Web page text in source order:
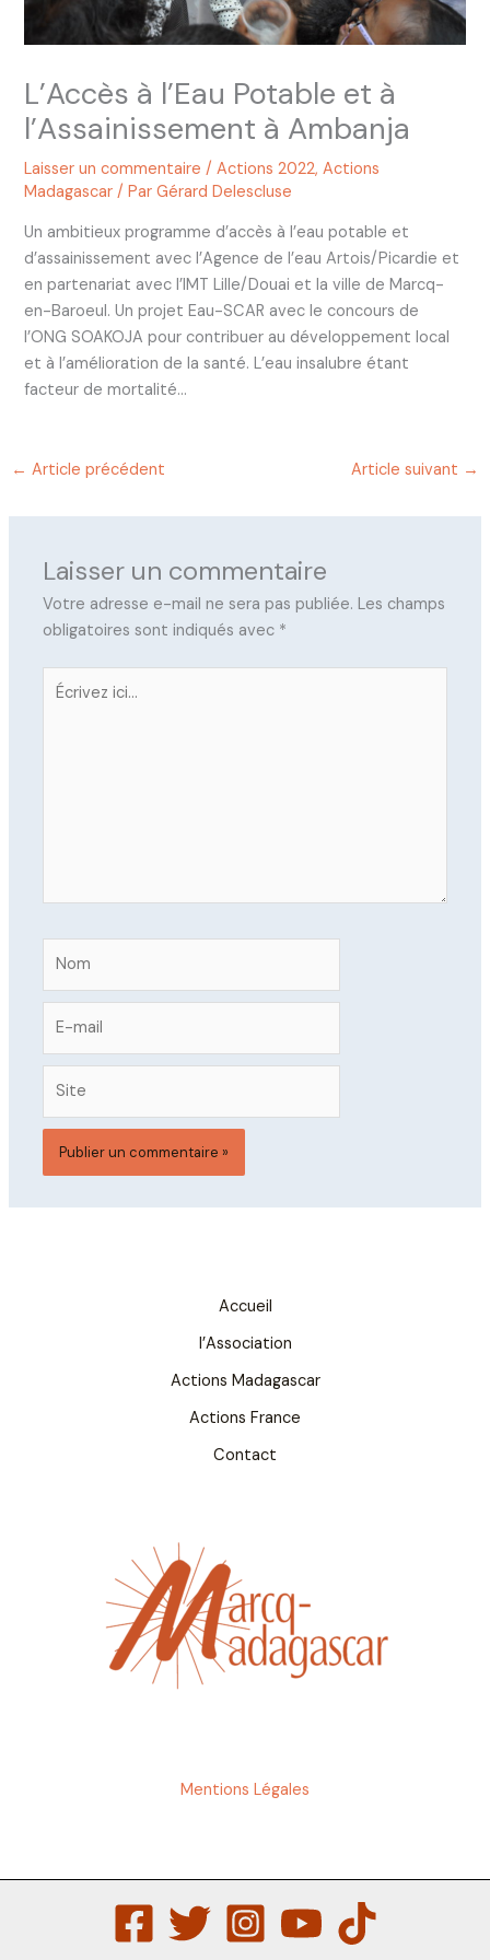
L’Accès à l’Eau Potable et à
l’Assainissement à Ambanja
Laisser un commentaire /Actions 2022,Actions
Madagascar / ParGérard Delescluse
Un ambitieux programme d’accès à l’eau potable et
d’assainissement avec l’Agence de l’eau Artois/Picardie et
en partenariat avec l’IMT Lille/Douai et la ville de Marcq-
en-Baroeul. Un projet Eau-SCAR avec le concours de
l’ONG SOAKOJA pour contribuer au développement local
et à l’amélioration de la santé. L’eau insalubre étant
facteur de mortalité…
← Article précédent Article suivant →
Laisser un commentaire
Votre adresse e-mail ne sera pas publiée. Les champs
obligatoires sont indiqués avec *
Écrivez
mail
Accueil
l’Association
Actions Madagascar
Actions France
Contact
Mentions Légales